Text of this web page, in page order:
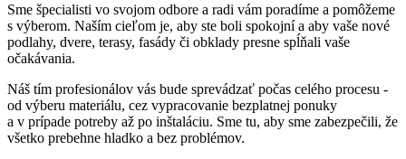
Sme špecialisti vo svojom odbore a radi vám poradíme a pomôžeme
s výberom. Naším cieľom je, aby ste boli spokojní a aby vaše nové
podlahy, dvere, terasy, fasády či obklady presne spĺňali vaše
očakávania.
Náš tím profesionálov vás bude sprevádzať počas celého procesu -
od výberu materiálu, cez vypracovanie bezplatnej ponuky
a v prípade potreby až po inštaláciu. Sme tu, aby sme zabezpečili, že
všetko prebehne hladko a bez problémov.